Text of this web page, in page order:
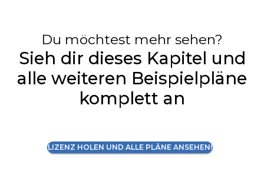
Du möchtest mehr sehen?
Sieh dir dieses Kapitel und
alle weiteren Beispielpläne
komplett an
LIZENZ HOLEN UND ALLE PLÄNE ANSEHEN!